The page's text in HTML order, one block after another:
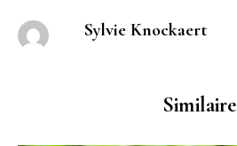
Sylvie Knockaert
Similaire